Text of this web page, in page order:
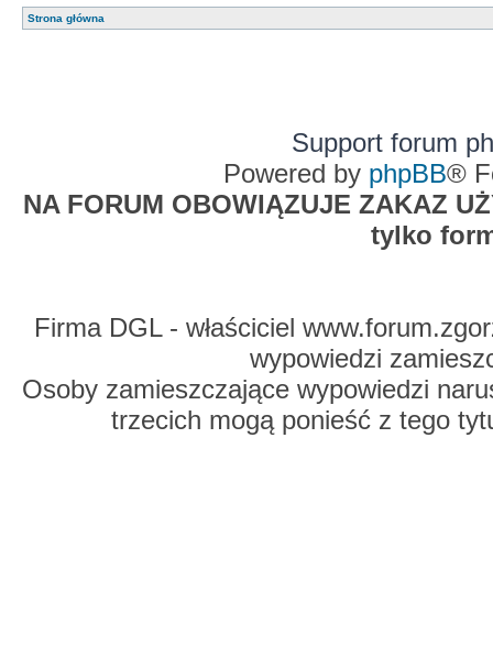
Strona główna
Support forum
Powered by phpBB®
NA FORUM OBOWIĄZUJE ZAKAZ
tylko
Firma DGL - właściciel
wypowiedzi
Osoby zamieszczające wypowiedzi
trzecich mogą ponieść z tego